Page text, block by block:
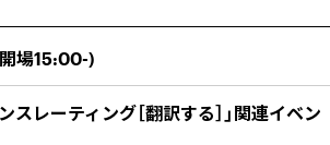
開場15:00-)
レーティング［翻訳する］」関連イベン